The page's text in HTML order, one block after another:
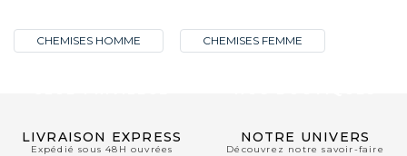
CHEMISES HOMME CHEMISES FEMME
LIVRAISON EXPRESS
Expédié sous 48H ouvrées
NOTRE UNIVERS
Découvrez notre savoir-faire